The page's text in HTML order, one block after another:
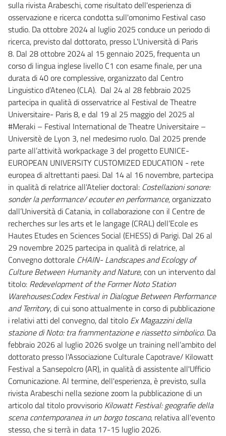
sulla rivista Arabeschi, come risultato dell'esperienza di
osservazione e ricerca condotta sull'omonimo Festival caso
studio. Da ottobre 2024 al luglio 2025 conduce un periodo di
ricerca, previsto dal dottorato, presso L'Università di Paris
8. Dal 28 ottobre 2024 al 15 gennaio 2025, frequenta un
corso di lingua inglese livello C1 con esame finale, per una
durata di 40 ore complessive, organizzato dal Centro
Linguistico d’Ateneo (CLA). Dal 24 al 28 febbraio 2025
partecipa in qualità di osservatrice al Festival de Theatre
Universitaire- Paris 8, e dal 19 al 25 maggio del 2025 al
#Meraki – Festival International de Theatre Universitaire –
Universitè de Lyon 3, nel medesimo ruolo. Dal 2025 prende
parte all’attività workpackage 3 del progetto EUNICE-
EUROPEAN UNIVERSITY CUSTOMIZED EDUCATION - rete
europea di altrettanti paesi. Dal 14 al 16 novembre, partecipa
in qualità di relatrice all’Atelier doctoral: Costellazioni sonore:
sonder la performance/ ecouter en performance, organizzato
dall’Università di Catania, in collaborazione con il Centre de
recherches sur les arts et le langage (CRAL) dell’Ecole es
Hautes Etudes en Sciences Social (EHESS) di Parigi. Dal 26 al
29 novembre 2025 partecipa in qualità di relatrice, al
Convegno dottorale CHAIN- Landscapes and Ecology of
Culture Between Humanity and Nature, con un intervento dal
titolo: Redevelopment of the Former Noto Station
Warehouses:Codex Festival in Dialogue Between Performance
and Territory, di cui sono attualmente in corso di pubblicazione
i relativi atti del convegno, dal titolo Ex Magazzini della
stazione di Noto: tra frammentazione e riassetto simbolico. Da
febbraio 2026 al luglio 2026 svolge un training nell’ambito del
dottorato presso l'Associazione Culturale Capotrave/ Kilowatt
Festival a Sansepolcro (AR), in qualità di assistente all'Ufficio
Comunicazione. Al termine, dell'esperienza, è previsto, sulla
rivista Arabeschi nella sezione zoom la pubblicazione di un
articolo dal titolo provvisorio Kilowatt Festival: geografie della
scena contemporanea in un borgo toscano, relativa all'evento
stesso, che si terrà in data 17-15 luglio 2026.